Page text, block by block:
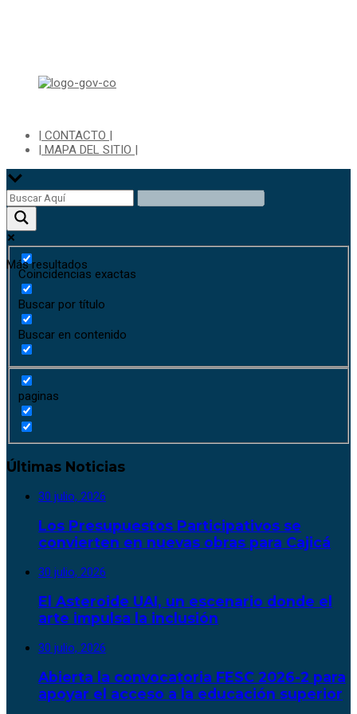
| CONTACTO |
| MAPA DEL SITIO |
Más resultados
Coincidencias exactas
Buscar por título
Buscar en contenido
paginas
Últimas Noticias
30 julio, 2026
Los Presupuestos Participativos se
convierten en nuevas obras para Cajicá
30 julio, 2026
El Asteroide UAI, un escenario donde el
arte impulsa la inclusión
30 julio, 2026
Abierta la convocatoria FESC 2026-2 para
apoyar el acceso a la educación superior